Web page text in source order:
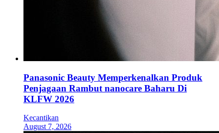
Panasonic Beauty Memperkenalkan Produk
Penjagaan Rambut nanocare Baharu Di
KLFW 2026
Kecantikan
August 7, 2026